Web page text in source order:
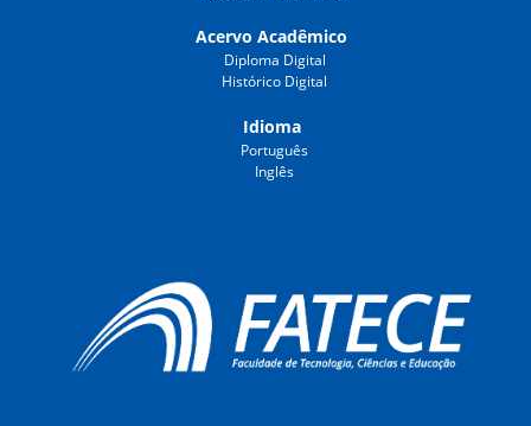
Acervo Acadêmico
Diploma Digital
Histórico Digital
Idioma
Português
Inglês